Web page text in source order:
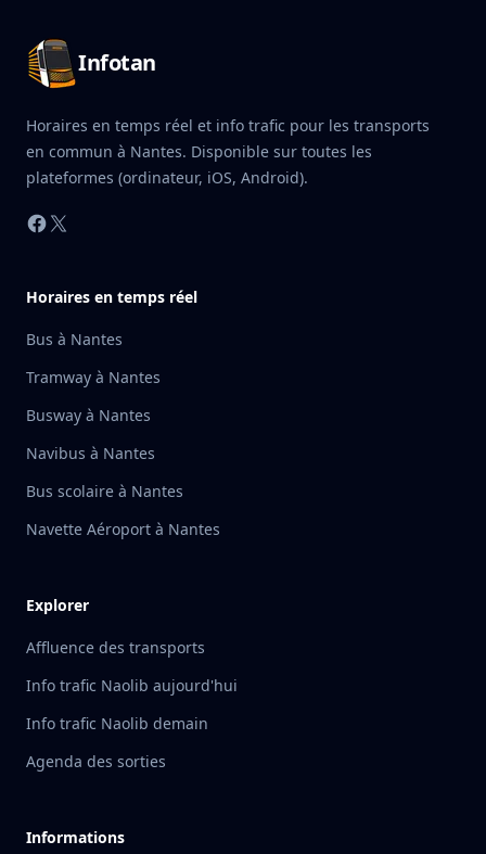
Infotan
Horaires en temps réel et info trafic pour les transports
en commun à Nantes. Disponible sur toutes les
plateformes (ordinateur, iOS, Android).
Facebook
X
Horaires en temps réel
Bus à Nantes
Tramway à Nantes
Busway à Nantes
Navibus à Nantes
Bus scolaire à Nantes
Navette Aéroport à Nantes
Explorer
Affluence des transports
Info trafic Naolib aujourd'hui
Info trafic Naolib demain
Agenda des sorties
Informations